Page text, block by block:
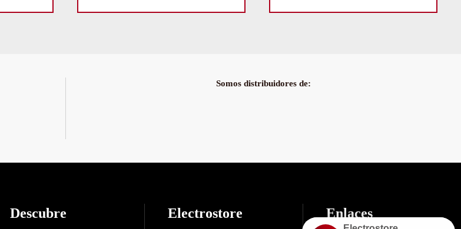
Somos distribuidores de:
Descubre Electrostore Enlaces